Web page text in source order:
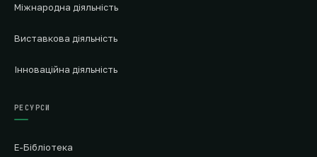
Міжнародна діяльність
Виставкова діяльність
Інноваційна діяльність
РЕСУРСИ
Е-Бібліотека